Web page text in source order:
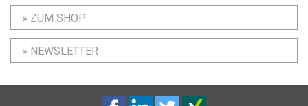
» ZUM SHOP
» NEWSLETTER